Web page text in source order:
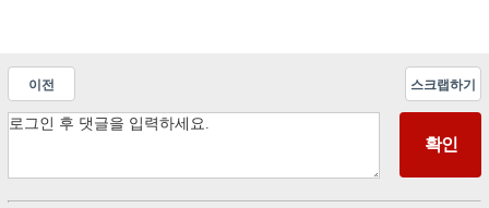
이전 스크랩하기